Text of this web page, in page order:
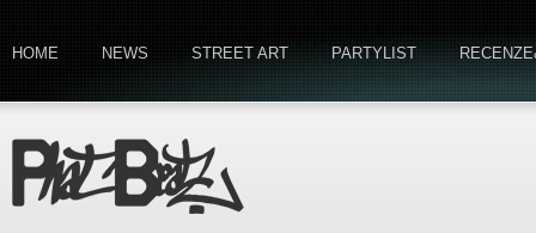
HOME NEWS STREET ART PARTYLIST